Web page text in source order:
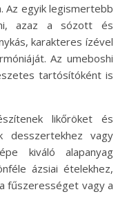
Az egyik legismertebb
azaz a sózott és
karakteres ízével
Az umeboshi
tartósítóként is
likőröket és
desszertekhez vagy
kiváló alapanyag
ázsiai ételekhez,
fűszerességet vagy a